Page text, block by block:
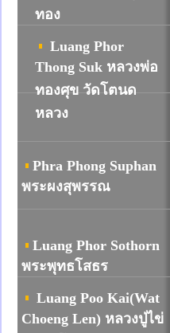
ทอง
Luang Phor
Thong Suk หลวงพ่อ
ทองศุข วัดโตนด
หลวง
Phra Phong Suphan
พระผงสุพรรณ
Luang Phor Sothorn
พระพุทธโสธร
Luang Poo Kai(Wat
Choeng Len) หลวงปู่ไข่